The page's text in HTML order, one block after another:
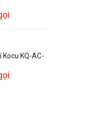
Kocu KQ-AC-